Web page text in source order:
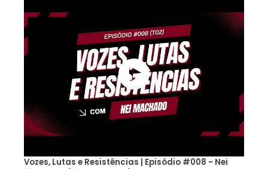
Vozes, Lutas e Resistências | Episódio #008 - Nei